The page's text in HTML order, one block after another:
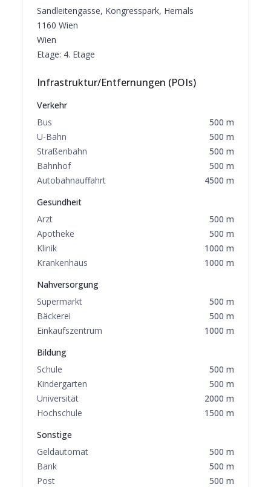
Sandleitengasse, Kongresspark, Hernals
1160 Wien
Wien
Etage: 4. Etage
Infrastruktur/Entfernungen (POIs)
Verkehr
Bus
500 m
U-Bahn
500 m
Straßenbahn
500 m
Bahnhof
500 m
Autobahnauffahrt
4500 m
Gesundheit
Arzt
500 m
Apotheke
500 m
Klinik
1000 m
Krankenhaus
1000 m
Nahversorgung
Supermarkt
500 m
Bäckerei
500 m
Einkaufszentrum
1000 m
Bildung
Schule
500 m
Kindergarten
500 m
Universität
2000 m
Hochschule
1500 m
Sonstige
Geldautomat
500 m
Bank
500 m
Post
500 m